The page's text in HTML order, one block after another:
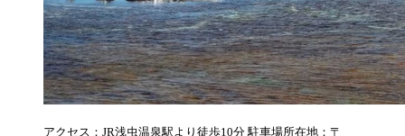
アクセス：JR浅虫温泉駅より徒歩10分 駐車場所在地：〒